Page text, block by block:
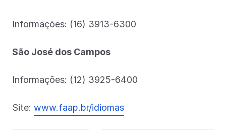
Informações: (16) 3913-6300
São José dos Campos
Informações: (12) 3925-6400
Site: www.faap.br/idiomas